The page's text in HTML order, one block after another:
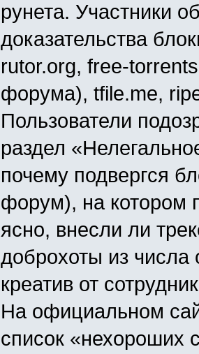
рунета. Участники
доказательства
rutor.org, free-
форума), tfile.me,
Пользователи
раздел
почему подвергся
форум), на котором
ясно, внесли ли
доброхоты из числа
креатив от
На официальном
список «нехороших